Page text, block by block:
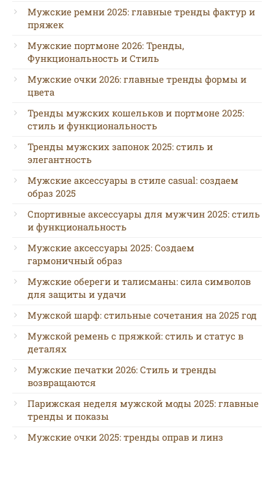
Мужские ремни 2025: главные тренды фактур и
пряжек
Мужские портмоне 2026: Тренды,
Функциональность и Стиль
Мужские очки 2026: главные тренды формы и
цвета
Тренды мужских кошельков и портмоне 2025:
стиль и функциональность
Тренды мужских запонок 2025: стиль и
элегантность
Мужские аксессуары в стиле casual: создаем
образ 2025
Спортивные аксессуары для мужчин 2025: стиль
и функциональность
Мужские аксессуары 2025: Создаем
гармоничный образ
Мужские обереги и талисманы: сила символов
для защиты и удачи
Мужской шарф: стильные сочетания на 2025 год
Мужской ремень с пряжкой: стиль и статус в
деталях
Мужские печатки 2026: Стиль и тренды
возвращаются
Парижская неделя мужской моды 2025: главные
тренды и показы
Мужские очки 2025: тренды оправ и линз